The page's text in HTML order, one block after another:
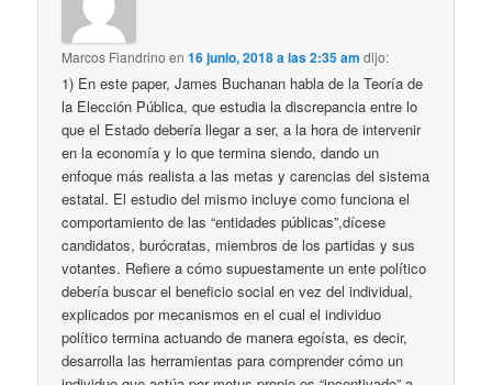
Marcos Fiandrino en16 junio, 2018 a las 2:35 am dijo:
1) En este paper, James Buchanan habla de la Teoría de
la Elección Pública, que estudia la discrepancia entre lo
que el Estado debería llegar a ser, a la hora de intervenir
en la economía y lo que termina siendo, dando un
enfoque más realista a las metas y carencias del sistema
estatal. El estudio del mismo incluye como funciona el
comportamiento de las “entidades públicas”,dícese
candidatos, burócratas, miembros de los partidas y sus
votantes. Refiere a cómo supuestamente un ente político
debería buscar el beneficio social en vez del individual,
explicados por mecanismos en el cual el individuo
político termina actuando de manera egoísta, es decir,
desarrolla las herramientas para comprender cómo un